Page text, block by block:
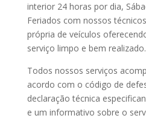
interior 24 horas por dia,
Feriados com nossos
própria de veículos
serviço limpo e bem realizado.
Todos nossos serviços
acordo com o código de
declaração técnica
e um informativo sobre o